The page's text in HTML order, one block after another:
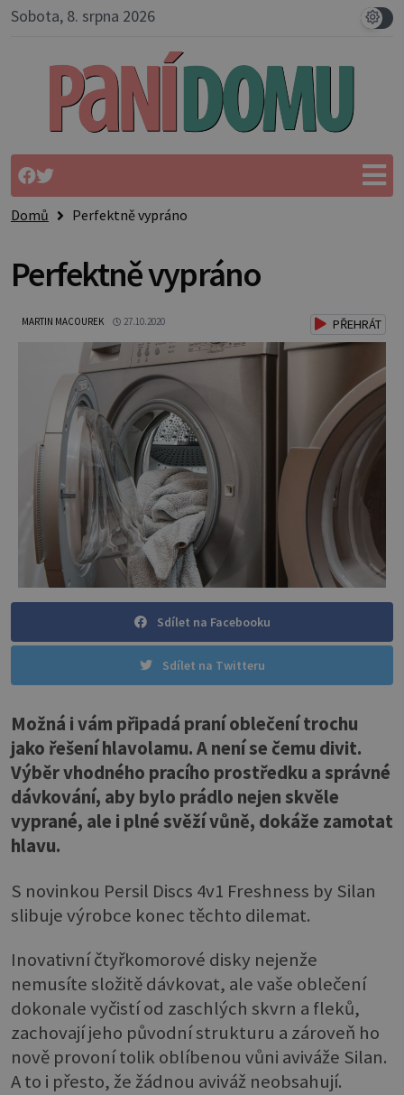
Sobota, 8. srpna 2026
Domů Perfektně vypráno
Perfektně vypráno
MARTIN MACOUREK 27.10.2020 PŘEHRÁT
Sdílet na Facebooku
Sdílet na Twitteru
Možná i vám připadá praní oblečení trochu
jako řešení hlavolamu. A není se čemu divit.
Výběr vhodného pracího prostředku a správné
dávkování, aby bylo prádlo nejen skvěle
vyprané, ale i plné svěží vůně, dokáže zamotat
hlavu.
S novinkou Persil Discs 4v1 Freshness by Silan
slibuje výrobce konec těchto dilemat.
Inovativní čtyřkomorové disky nejenže
nemusíte složitě dávkovat, ale vaše oblečení
dokonale vyčistí od zaschlých skvrn a fleků,
zachovají jeho původní strukturu a zároveň ho
nově provoní tolik oblíbenou vůni aviváže Silan.
A to i přesto, že žádnou aviváž neobsahují.